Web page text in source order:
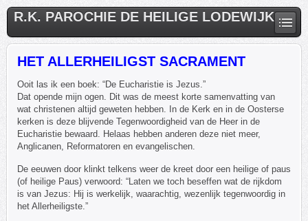
R.K. PAROCHIE DE HEILIGE LODEWIJK
HET ALLERHEILIGST SACRAMENT
Ooit las ik een boek: “De Eucharistie is Jezus.”
Dat opende mijn ogen. Dit was de meest korte samenvatting van
wat christenen altijd geweten hebben. In de Kerk en in de Oosterse
kerken is deze blijvende Tegenwoordigheid van de Heer in de
Eucharistie bewaard. Helaas hebben anderen deze niet meer,
Anglicanen, Reformatoren en evangelischen.
De eeuwen door klinkt telkens weer de kreet door een heilige of paus
(of heilige Paus) verwoord: “Laten we toch beseffen wat de rijkdom
is van Jezus: Hij is werkelijk, waarachtig, wezenlijk tegenwoordig in
het Allerheiligste.”